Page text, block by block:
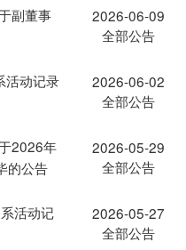
副董事
2026-06-09
全部公告
活动记录
2026-06-02
全部公告
2026年
的公告
2026-05-29
全部公告
活动记
2026-05-27
全部公告